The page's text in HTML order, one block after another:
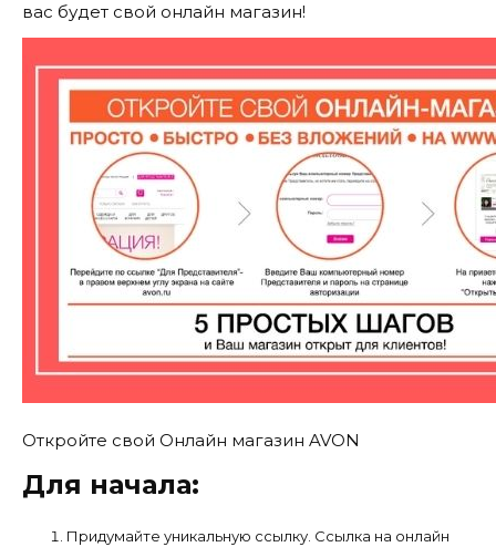
вас будет свой онлайн магазин!
Откройте свой Онлайн магазин AVON
Для начала:
Придумайте уникальную ссылку. Ссылка на онлайн